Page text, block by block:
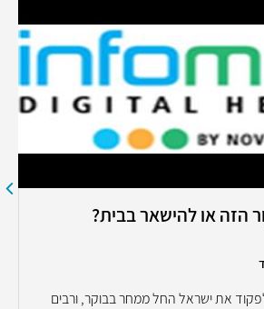
הזה או להישאר בבית?
לפקוד את ישראל החל ממחר בבוקר, ורבים